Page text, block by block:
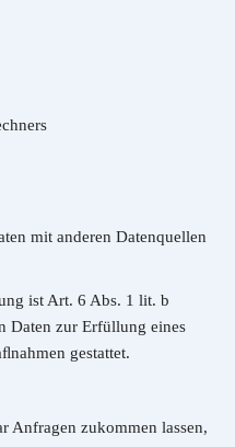
mit anderen Datenquellen
ist Art. 6 Abs. 1 lit. b
Daten zur Erfüllung eines
gestattet.
Anfragen zukommen lassen,